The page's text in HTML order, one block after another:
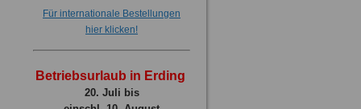
Für internationale Bestellungen
hier klicken!
Betriebsurlaub in Erding
20. Juli bis